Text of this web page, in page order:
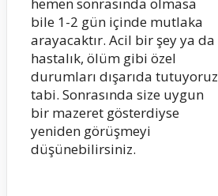
hemen sonrasında olmasa
bile 1-2 gün içinde mutlaka
arayacaktır. Acil bir şey ya da
hastalık, ölüm gibi özel
durumları dışarıda tutuyoruz
tabi. Sonrasında size uygun
bir mazeret gösterdiyse
yeniden görüşmeyi
düşünebilirsiniz.